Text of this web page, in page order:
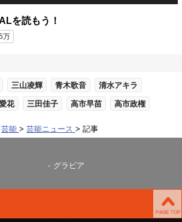
を読もう！
万
三山凌輝 青木歌音 清水アキラ
花 三田佳子 高市早苗 高市政権
芸能 芸能ニュース 記事
グラビア